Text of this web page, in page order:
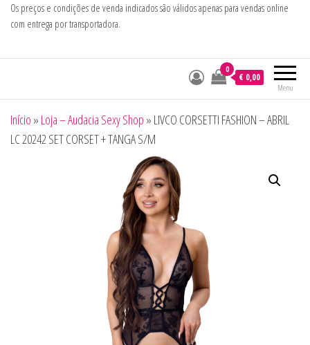
Os preços e condições de venda indicados são válidos apenas para vendas online
com entrega por transportadora.
Menu
0
€ 0,00
Início » Loja – Audacia Sexy Shop » LIVCO CORSETTI FASHION – ABRIL
LC 20242 SET CORSET + TANGA S/M